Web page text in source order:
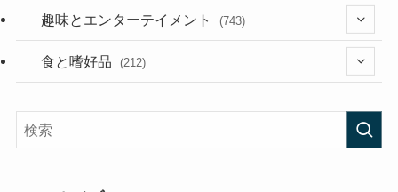
(181)
(395)
(282)
趣味とエンターテイメント (743)
(56)
食と嗜好品 (212)